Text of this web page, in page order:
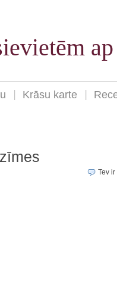
Krāsu karte
Tev ir